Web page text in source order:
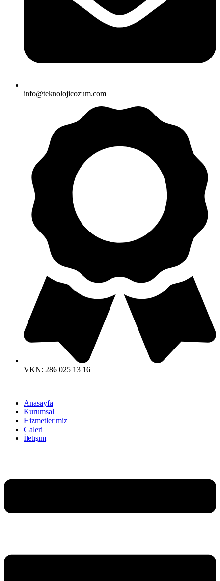
info@teknolojicozum.com
VKN: 286 025 13 16
Anasayfa
Kurumsal
Hizmetlerimiz
Galeri
İletişim